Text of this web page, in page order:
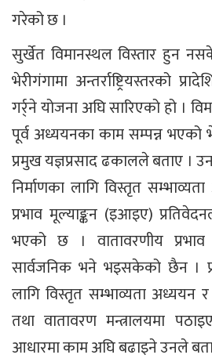
गरेको छ ।
सुर्खेत विमानस्थल विस्तार हुन
भेरीगंगामा अन्तर्राष्ट्रियस्तरको
गर्र्ने योजना अघि सारिएको हो ।
पूर्व अध्ययनका काम सम्पन्न भएको
प्रमुख यज्ञप्रसाद ढकालले बताए ।
निर्माणका लागि विस्तृत
प्रभाव मूल्याङ्कन (इआइए)
भएको छ । वातावरणीय प्रभाव
सार्वजनिक भने भइसकेको छैन ।
लागि विस्तृत सम्भाव्यता अध्ययन
तथा वातावरण मन्त्रालयमा
आधारमा काम अघि बढाइने उनले